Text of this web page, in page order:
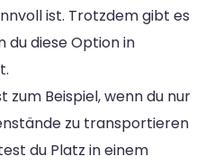
ist. Trotzdem gibt es
du diese Option in
zum Beispiel, wenn du nur
zu transportieren
du Platz in einem